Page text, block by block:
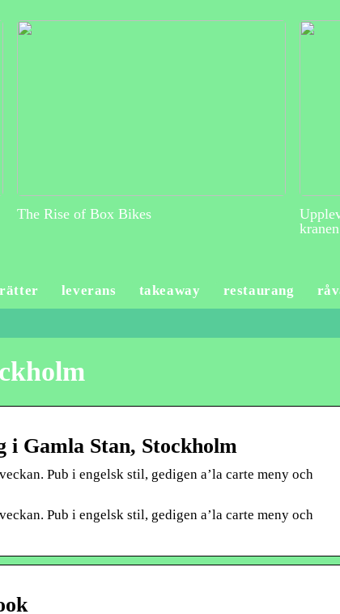
The Rise of Box Bikes
leverans takeaway restaurang
i Gamla Stan, Stockholm
Pub i engelsk stil, gedigen a’la carte meny och
Pub i engelsk stil, gedigen a’la carte meny och